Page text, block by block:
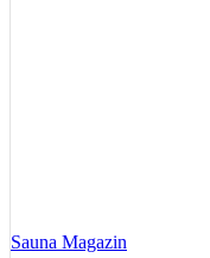
Sauna Magazin